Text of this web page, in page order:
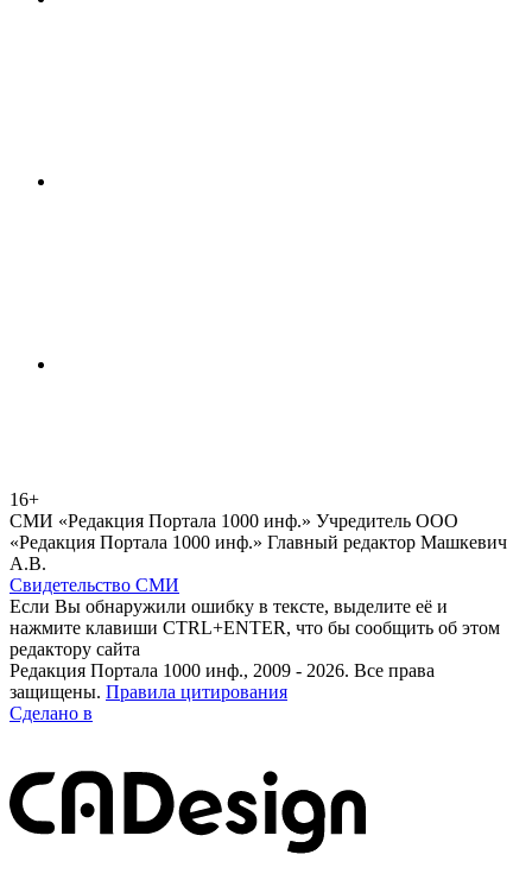
16+
СМИ «Редакция Портала 1000 инф.» Учредитель ООО
«Редакция Портала 1000 инф.» Главный редактор Машкевич
А.В.
Свидетельство СМИ
Если Вы обнаружили ошибку в тексте, выделите её и
нажмите клавиши CTRL+ENTER, что бы сообщить об этом
редактору сайта
Редакция Портала 1000 инф., 2009 - 2026. Все права
защищены. Правила цитирования
Сделано в